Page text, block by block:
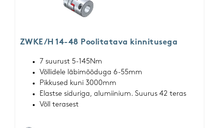
ZWKE/H 14-48 Poolitatava kinnitusega
7 suurust 5-145Nm
Võllidele läbimõõduga 6-55mm
Pikkused kuni 3000mm
Elastse siduriga, alumiinium. Suurus 42 teras
Võll terasest